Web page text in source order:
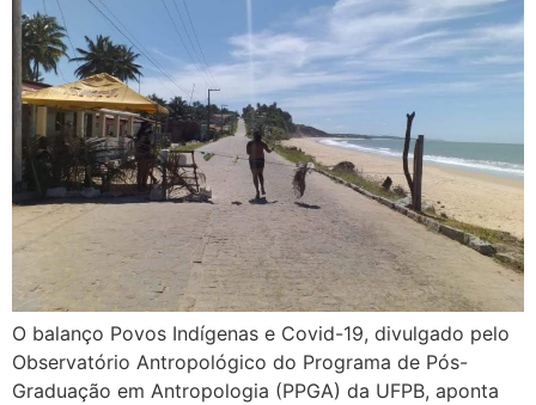
O balanço Povos Indígenas e Covid-19, divulgado pelo
Observatório Antropológico do Programa de Pós-
Graduação em Antropologia (PPGA) da UFPB, aponta